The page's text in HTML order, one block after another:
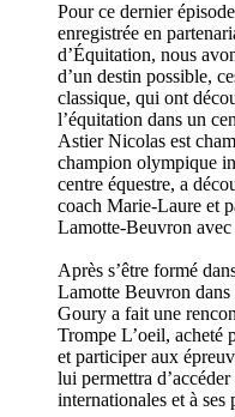
Pour ce dernier
enregistrée en
d’Équitation, nous
d’un destin possible,
classique, qui ont
l’équitation dans un
Astier Nicolas est
champion olympique
centre équestre, a
coach Marie-Laure et
Lamotte-Beuvron avec
Après s’être formé
Lamotte Beuvron dans
Goury a fait une
Trompe L’oeil, acheté
et participer aux
lui permettra
internationales et à ses